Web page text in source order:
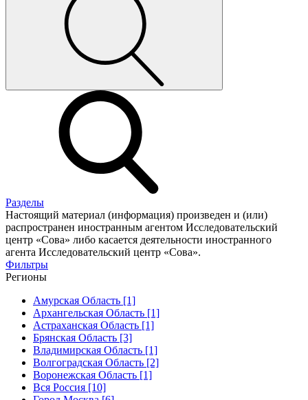
Разделы
Настоящий материал (информация) произведен и (или)
распространен иностранным агентом Исследовательский
центр «Сова» либо касается деятельности иностранного
агента Исследовательский центр «Сова».
Фильтры
Регионы
Амурская Область [1]
Архангельская Область [1]
Астраханская Область [1]
Брянская Область [3]
Владимирская Область [1]
Волгоградская Область [2]
Воронежская Область [1]
Вся Россия [10]